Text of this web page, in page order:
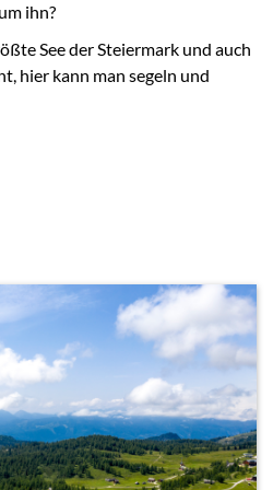
ihn?
See der Steiermark und auch
hier kann man segeln und